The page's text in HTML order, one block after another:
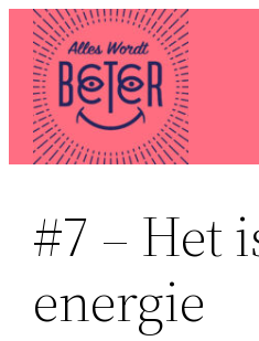
naar
inhoud
#7 – Het
energie